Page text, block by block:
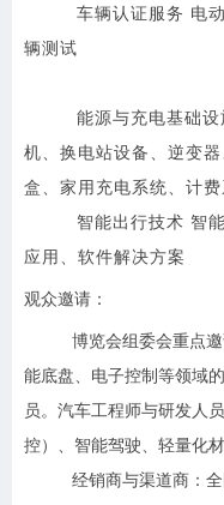
车辆认证服务 电
辆测试
能源与充电基础
机、换电站设备、逆变
盒、家用充电系统、计
智能出行技术 智
应用、软件解决方案
观众邀请：
博览会组委会重点
能底盘、电子控制等领域
员。汽车工程师与研发人员
控）、智能驾驶、轻量化
经销商与渠道商 ：